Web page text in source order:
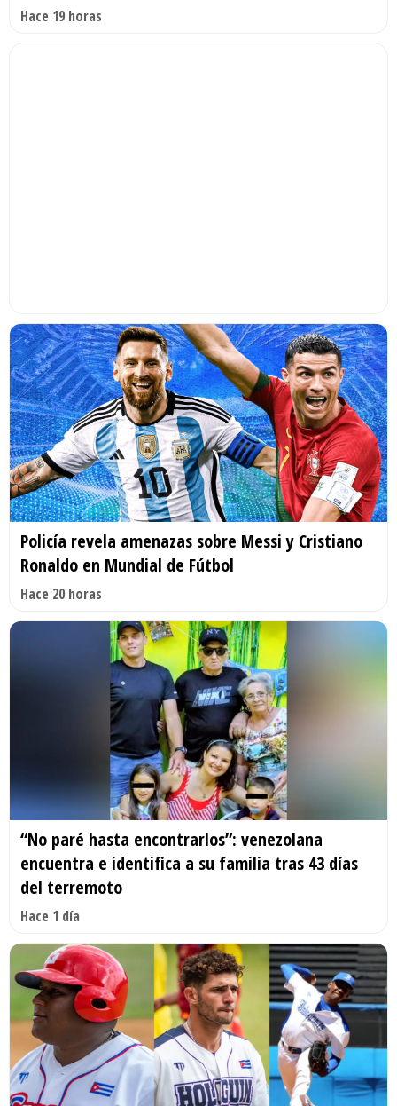
Hace 19 horas
Policía revela amenazas sobre Messi y Cristiano
Ronaldo en Mundial de Fútbol
Hace 20 horas
“No paré hasta encontrarlos”: venezolana
encuentra e identifica a su familia tras 43 días
del terremoto
Hace 1 día